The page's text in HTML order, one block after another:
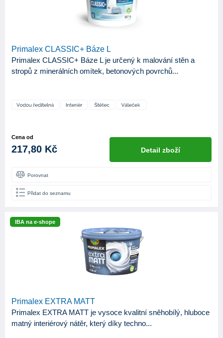
Primalex CLASSIC+ Báze L
Primalex CLASSIC+ Báze L je určený k malování stěn a
stropů z minerálních omítek, betonových povrchů...
Cena od
217,80 Kč Detail zboží
Porovnat
Přidat do seznamu
IBA na e-shope
Primalex EXTRA MATT
Primalex EXTRA MATT je vysoce kvalitní sněhobílý, hluboce
matný interiérový nátěr, který díky techno...